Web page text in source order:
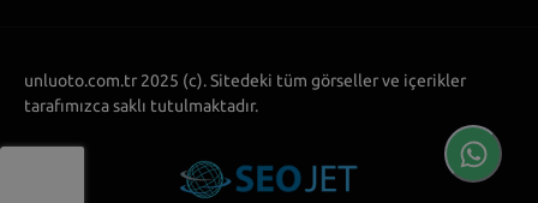
unluoto.com.tr 2025 (c). Sitedeki tüm görseller ve içerikler
tarafımızca saklı tutulmaktadır.